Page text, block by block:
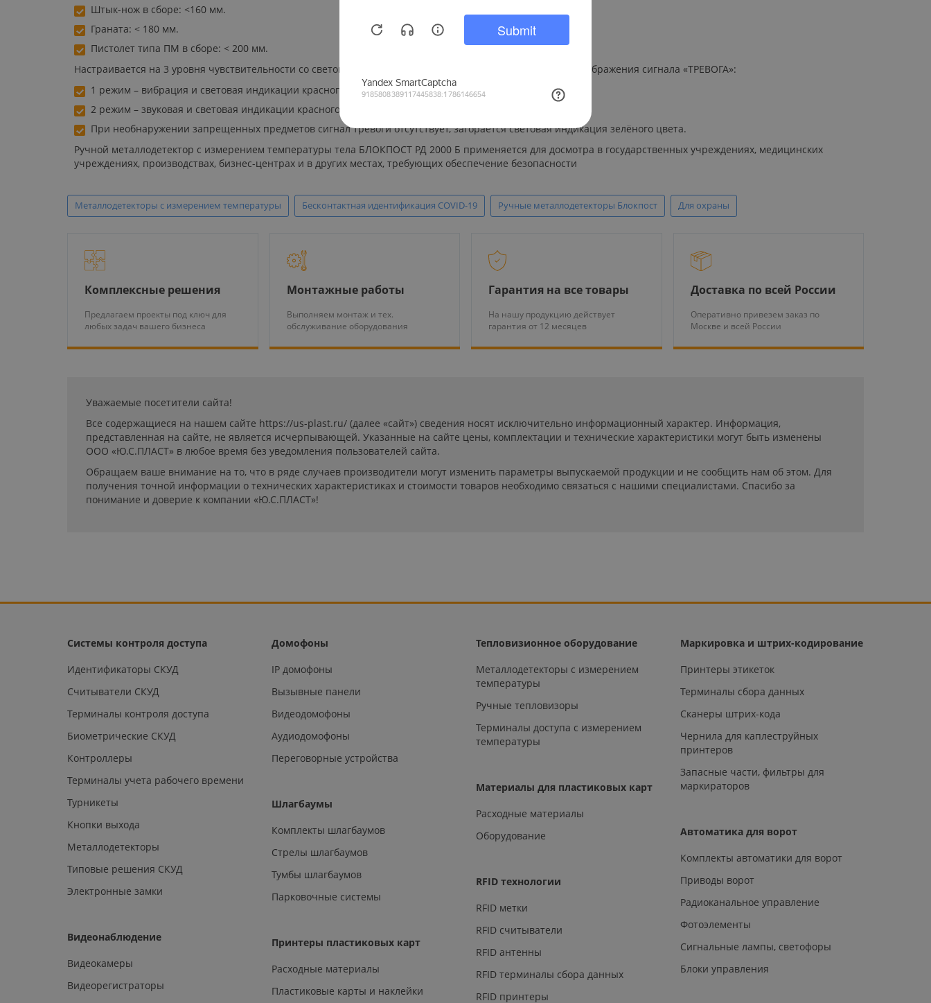
Штык-нож в сборе: <160 мм.
Граната: < 180 мм.
Пистолет типа ПМ в сборе: < 200 мм.
Настраивается на 3 уровня чувствительности со световой индикацией. Имеет 2 регулируемых режима отображения сигнала «ТРЕВОГА»:
1 режим – вибрация и световая индикации красного цвета;
2 режим – звуковая и световая индикации красного цвета.
При необнаружении запрещенных предметов сигнал тревоги отсутствует, загорается световая индикация зелёного цвета.
Ручной металлодетектор с измерением температуры тела БЛОКПОСТ РД 2000 Б применяется для досмотра в государственных учреждениях, медицинских
учреждениях, производствах, бизнес-центрах и в других местах, требующих обеспечение безопасности
Металлодетекторы с измерением температуры Бесконтактная идентификация COVID-19 Ручные металлодетекторы Блокпост Для охраны
Комплексные решения
Предлагаем проекты под ключ для
любых задач вашего бизнеса
Монтажные работы
Выполняем монтаж и тех.
обслуживание оборудования
Гарантия на все товары
На нашу продукцию действует
гарантия от 12 месяцев
Доставка по всей России
Оперативно привезем заказ по
Москве и всей России
Уважаемые посетители сайта!
Все содержащиеся на нашем сайте https://us-plast.ru/ (далее «сайт») сведения носят исключительно информационный характер. Информация,
представленная на сайте, не является исчерпывающей. Указанные на сайте цены, комплектации и технические характеристики могут быть изменены
ООО «Ю.С.ПЛАСТ» в любое время без уведомления пользователей сайта.
Обращаем ваше внимание на то, что в ряде случаев производители могут изменить параметры выпускаемой продукции и не сообщить нам об этом. Для
получения точной информации о технических характеристиках и стоимости товаров необходимо связаться с нашими специалистами. Спасибо за
понимание и доверие к компании «Ю.С.ПЛАСТ»!
Системы контроля доступа
Идентификаторы СКУД
Считыватели СКУД
Терминалы контроля доступа
Биометрические СКУД
Контроллеры
Терминалы учета рабочего времени
Турникеты
Кнопки выхода
Металлодетекторы
Типовые решения СКУД
Электронные замки
Видеонаблюдение
Видеокамеры
Видеорегистраторы
Домофоны
IP домофоны
Вызывные панели
Видеодомофоны
Аудиодомофоны
Переговорные устройства
Шлагбаумы
Комплекты шлагбаумов
Стрелы шлагбаумов
Тумбы шлагбаумов
Парковочные системы
Принтеры пластиковых карт
Расходные материалы
Пластиковые карты и наклейки
Тепловизионное оборудование
Металлодетекторы с измерением
температуры
Ручные тепловизоры
Терминалы доступа с измерением
температуры
Материалы для пластиковых карт
Расходные материалы
Оборудование
RFID технологии
RFID метки
RFID считыватели
RFID антенны
RFID терминалы сбора данных
RFID принтеры
Маркировка и штрих-кодирование
Принтеры этикеток
Терминалы сбора данных
Сканеры штрих-кода
Чернила для каплеструйных
принтеров
Запасные части, фильтры для
маркираторов
Автоматика для ворот
Комплекты автоматики для ворот
Приводы ворот
Радиоканальное управление
Фотоэлементы
Сигнальные лампы, светофоры
Блоки управления